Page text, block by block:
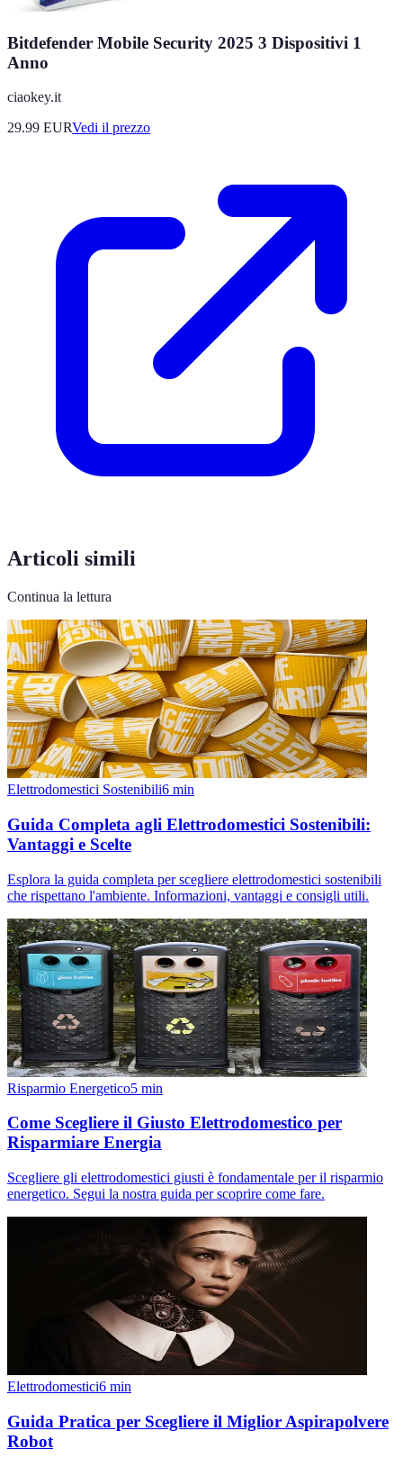
Bitdefender Mobile Security 2025 3 Dispositivi 1
Anno
ciaokey.it
29.99 EURVedi il prezzo
Articoli simili
Continua la lettura
Elettrodomestici Sostenibili6 min
Guida Completa agli Elettrodomestici Sostenibili:
Vantaggi e Scelte
Esplora la guida completa per scegliere elettrodomestici sostenibili
che rispettano l'ambiente. Informazioni, vantaggi e consigli utili.
Risparmio Energetico5 min
Come Scegliere il Giusto Elettrodomestico per
Risparmiare Energia
Scegliere gli elettrodomestici giusti è fondamentale per il risparmio
energetico. Segui la nostra guida per scoprire come fare.
Elettrodomestici6 min
Guida Pratica per Scegliere il Miglior Aspirapolvere
Robot